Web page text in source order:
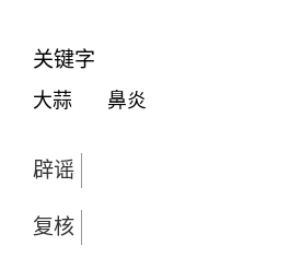
关键字
大蒜 鼻炎
辟谣
复核